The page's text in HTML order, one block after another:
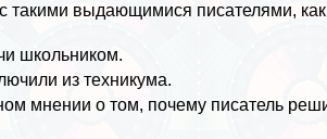
такими выдающимися писателями,
школьником.
из техникума.
мнении о том, почему писатель